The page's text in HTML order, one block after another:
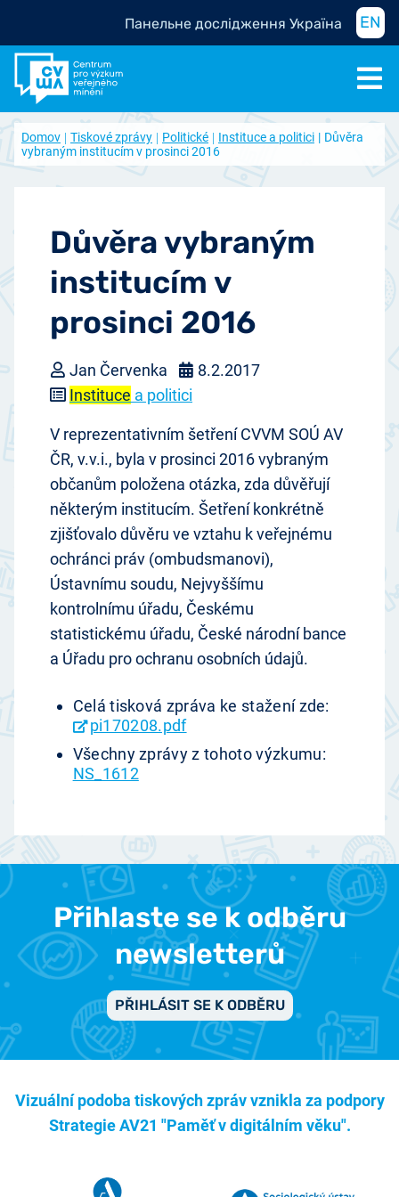
Панельне дослідження Україна EN
Domov Tiskové zprávy Politické Instituce a politici
Důvěra
vybraným institucím v prosinci 2016
Důvěra vybraným
institucím v
prosinci 2016
Jan Červenka
8.2.2017
Instituce a politici
V reprezentativním šetření CVVM SOÚ AV
ČR, v.v.i., byla v prosinci 2016 vybraným
občanům položena otázka, zda důvěřují
některým institucím. Šetření konkrétně
zjišťovalo důvěru ve vztahu k veřejnému
ochránci práv (ombudsmanovi),
Ústavnímu soudu, Nejvyššímu
kontrolnímu úřadu, Českému
statistickému úřadu, České národní bance
a Úřadu pro ochranu osobních údajů.
Celá tisková zpráva ke stažení zde:
pi170208.pdf
Všechny zprávy z tohoto výzkumu:
NS_1612
Přihlaste se k odběru
newsletterů
PŘIHLÁSIT SE K ODBĚRU
Vizuální podoba tiskových zpráv vznikla za podpory
Strategie AV21 "Paměť v digitálním věku".